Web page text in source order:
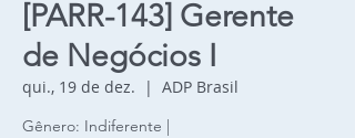
[PARR-143] Gerente
de Negócios I
qui., 19 de dez.
  |
ADP Brasil
Gênero: Indiferente |